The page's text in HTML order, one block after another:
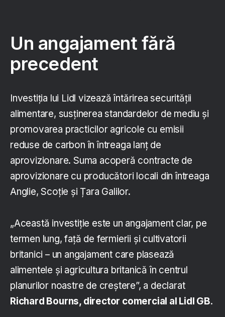
Un angajament fără
precedent
Investiția lui Lidl vizează întărirea securității
alimentare, susținerea standardelor de mediu și
promovarea practicilor agricole cu emisii
reduse de carbon în întreaga lanț de
aprovizionare. Suma acoperă contracte de
aprovizionare cu producători locali din întreaga
Anglie, Scoție și Țara Galilor.
„Această investiție este un angajament clar, pe
termen lung, față de fermierii și cultivatorii
britanici – un angajament care plasează
alimentele și agricultura britanică în centrul
planurilor noastre de creștere”, a declarat
Richard Bourns, director comercial al Lidl GB.